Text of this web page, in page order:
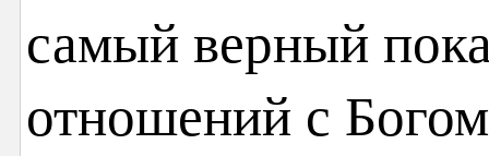
самый верный
отношений с